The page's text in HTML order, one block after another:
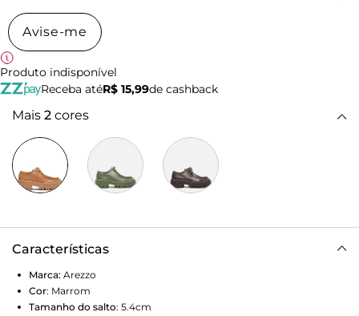
Avise-me
Produto indisponível
Receba atéR$ 15,99de cashback
Mais 2 cores
Características
Marca: Arezzo
Cor: Marrom
Tamanho do salto: 5.4cm